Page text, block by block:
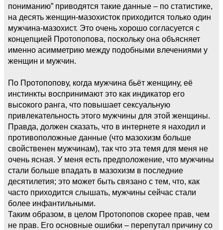
пониманию” приводятся такие данные – по статистике,
на десять женщин-мазохисток приходится только один
мужчина-мазохист. Это очень хорошо согласуется с
концепцией Протопопова, поскольку она объясняет
именно асимметрию между подобными влечениями у
женщин и мужчин.
По Протопопову, когда мужчина бьёт женщину, её
инстинкты воспринимают это как индикатор его
высокого ранга, что повышает сексуальную
привлекательность этого мужчины для этой женщины.
Правда, должен сказать, что в интернете я находил и
противоположные данные (что мазохизм больше
свойственен мужчинам), так что эта темя для меня не
очень ясная. У меня есть предположение, что мужчины
стали больше впадать в мазохизм в последние
десятилетия; это может быть связано с тем, что, как
часто приходится слышать, мужчины сейчас стали
более инфантильными.
Таким образом, в целом Протопопов скорее прав, чем
не прав. Его основные ошибки – перепутал причину со